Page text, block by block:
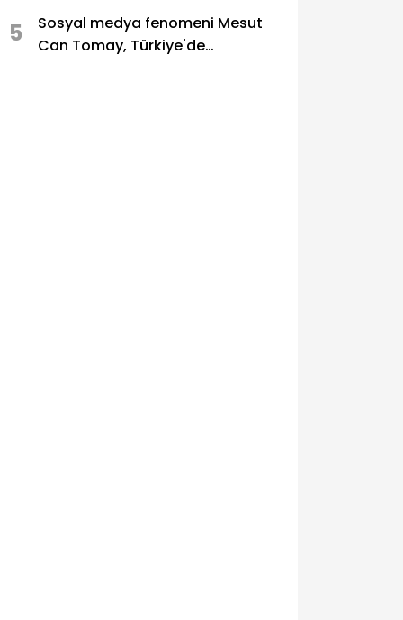
5
Sosyal medya fenomeni Mesut
Can Tomay, Türkiye'de